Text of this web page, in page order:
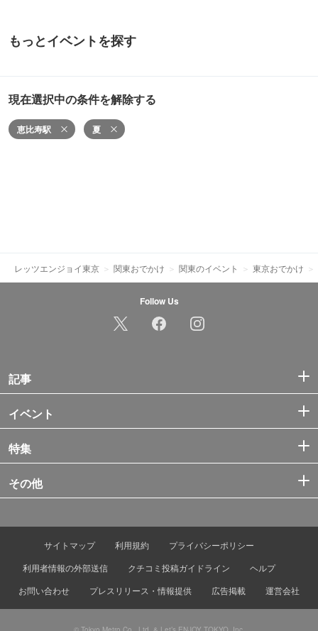
もっとイベントを探す
現在選択中の条件を解除する
恵比寿駅 夏
レッツエンジョイ東京 関東おでかけ 関東のイベント 東京おでかけ
Follow Us
記事
イベント
特集
その他
サイトマップ 利用規約
プライバシーポリシー
利用者情報の外部送信
クチコミ投稿ガイドライン
ヘルプ
お問い合わせ
プレスリリース・情報提供 広告掲載 運営会社